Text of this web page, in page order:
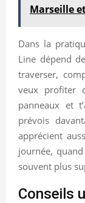
Marseille
Dans la
Line dépend
traverser,
veux profiter
panneaux et
prévois
apprécient
journée,
souvent plus
Conseils